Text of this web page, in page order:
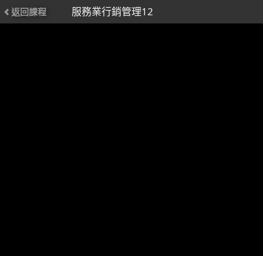
返回課程 服務業行銷管理12